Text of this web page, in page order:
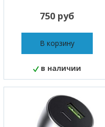
750 руб
В корзину
в наличии